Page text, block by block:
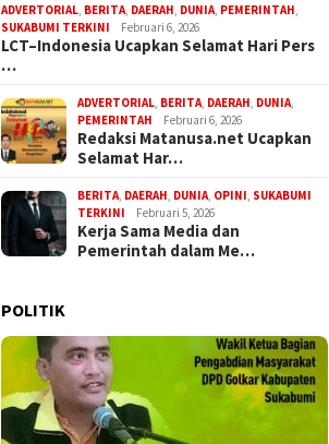
ADVERTORIAL BERITA DAERAH DUNIA PEMERINTAH
SUKABUMI TERKINI
Februari 6, 2026
LCT–Indonesia Ucapkan Selamat Hari Pers
…
ADVERTORIAL BERITA DAERAH DUNIA
PEMERINTAH
Februari 6, 2026
Redaksi Matanusa.net Ucapkan
Selamat Har…
BERITA DAERAH DUNIA OPINI SUKABUMI
TERKINI
Februari 5, 2026
Kerja Sama Media dan
Pemerintah dalam Me…
POLITIK